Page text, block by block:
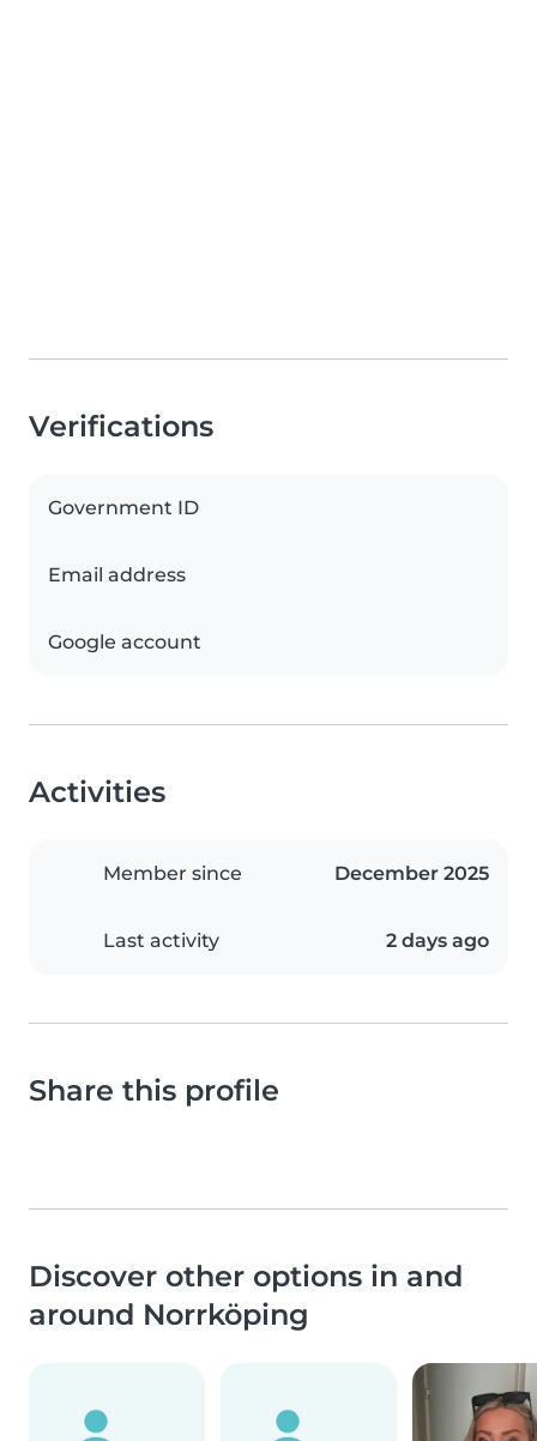
Verifications
Government ID
Email address
Google account
Activities
Member since December 2025
Last activity 2 days ago
Share this profile
Discover other options in and
around Norrköping